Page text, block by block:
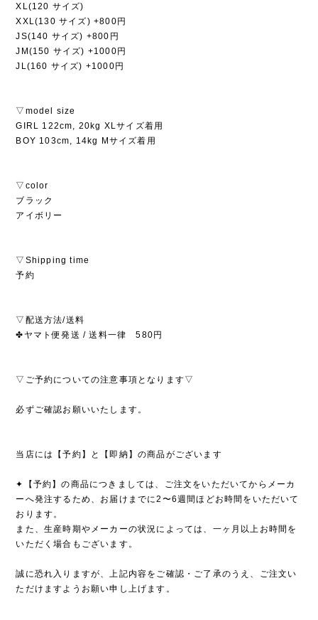
XL(120 サイズ)
XXL(130 サイズ) +800円
JS(140 サイズ) +800円
JM(150 サイズ) +1000円
JL(160 サイズ) +1000円
▽model size
GIRL 122cm, 20kg XLサイズ着用
BOY 103cm, 14kg Mサイズ着用
▽color
ブラック
アイボリー
▽Shipping time
予約
▽配送方法/送料
✤ヤマト便発送 / 送料一律 580円
▽ご予約についての注意事項となります▽
必ずご確認お願いいたします。
当店には【予約】と【即納】の商品がございます
✦【予約】の商品につきましては、ご注文をいただいてからメーカ
ーへ発注するため、お届けまでに2〜6週間ほどお時間をいただいて
おります。
また、生産時期やメーカーの状況によっては、一ヶ月以上お時間を
いただく場合もございます。
誠に恐れ入りますが、上記内容をご確認・ご了承のうえ、ご注文い
ただけますようお願い申し上げます。